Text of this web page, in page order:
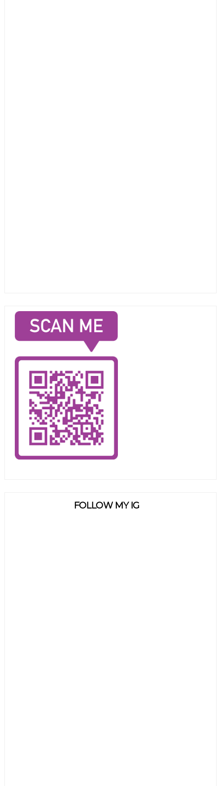
FOLLOW MY IG